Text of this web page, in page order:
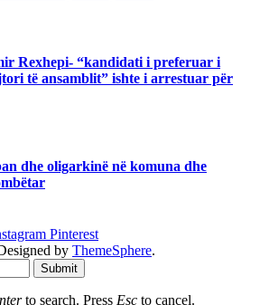
Rexhepi- “kandidati i preferuar i
të ansamblit” ishte i arrestuar për
dhe oligarkinë në komuna dhe
Pinterest
by ThemeSphere.
Submit
to search. Press Esc to cancel.